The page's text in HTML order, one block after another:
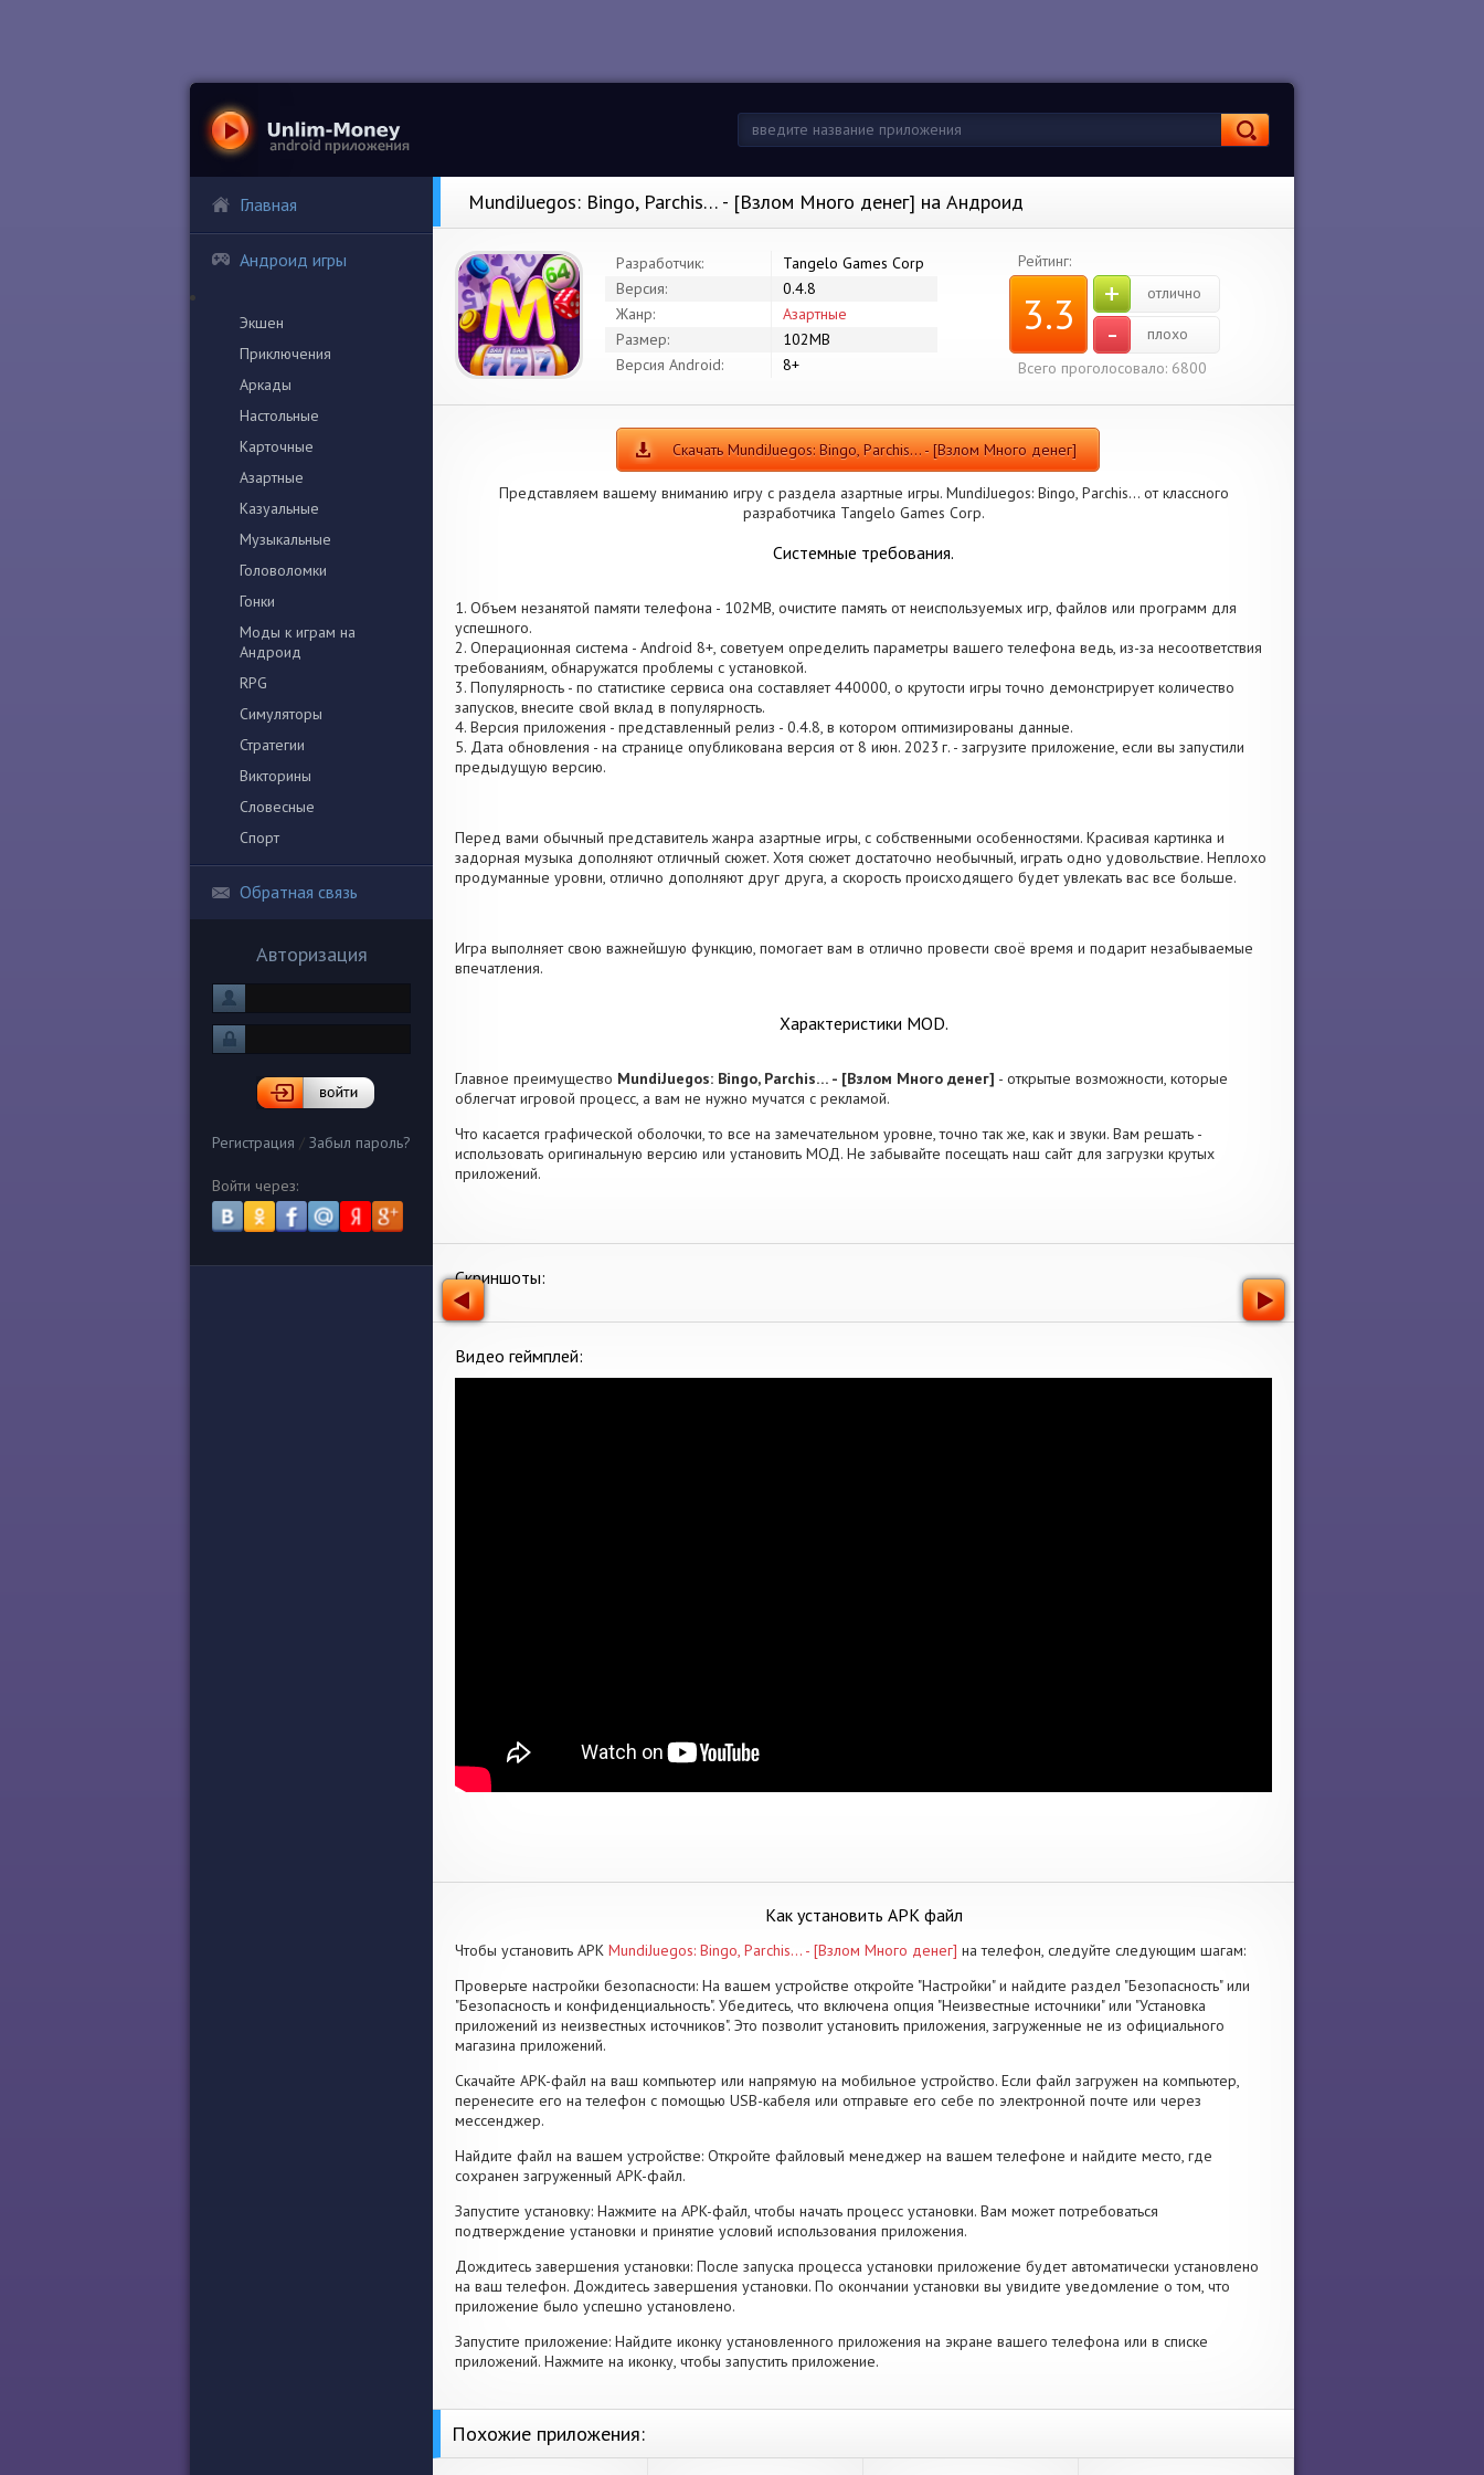
Главная
Андроид игры
Экшен
Приключения
Аркады
Настольные
Карточные
Азартные
Казуальные
Музыкальные
Головоломки
Гонки
Моды к играм на
Андроид
RPG
Симуляторы
Стратегии
Викторины
Словесные
Спорт
Обратная связь
Авторизация
Регистрация / Забыл пароль?
Войти через:
MundiJuegos: Bingo, Parchis… - [Взлом Много денег] на Андроид
Разработчик:
Tangelo Games Corp
Версия:
0.4.8
Жанр:
Азартные
Размер:
102MB
Версия Android:
8+
Рейтинг:
3.3 + отлично
-
плохо
Всего проголосовало: 6800
Скачать MundiJuegos: Bingo, Parchis… - [Взлом Много денег]
Представляем вашему вниманию игру с раздела азартные игры. MundiJuegos: Bingo, Parchis… от классного
разработчика Tangelo Games Corp.
Системные требования.
1. Объем незанятой памяти телефона - 102MB, очистите память от неиспользуемых игр, файлов или программ для
успешного.
2. Операционная система - Android 8+, советуем определить параметры вашего телефона ведь, из-за несоответствия
требованиям, обнаружатся проблемы с установкой.
3. Популярность - по статистике сервиса она составляет 440000, о крутости игры точно демонстрирует количество
запусков, внесите свой вклад в популярность.
4. Версия приложения - представленный релиз - 0.4.8, в котором оптимизированы данные.
5. Дата обновления - на странице опубликована версия от 8 июн. 2023 г. - загрузите приложение, если вы запустили
предыдущую версию.
Перед вами обычный представитель жанра азартные игры, с собственными особенностями. Красивая картинка и
задорная музыка дополняют отличный сюжет. Хотя сюжет достаточно необычный, играть одно удовольствие. Неплохо
продуманные уровни, отлично дополняют друг друга, а скорость происходящего будет увлекать вас все больше.
Игра выполняет свою важнейшую функцию, помогает вам в отлично провести своё время и подарит незабываемые
впечатления.
Характеристики MOD.
Главное преимущество MundiJuegos: Bingo, Parchis… - [Взлом Много денег] - открытые возможности, которые
облегчат игровой процесс, а вам не нужно мучатся с рекламой.
Что касается графической оболочки, то все на замечательном уровне, точно так же, как и звуки. Вам решать -
использовать оригинальную версию или установить МОД. Не забывайте посещать наш сайт для загрузки крутых
приложений.
Скриншоты:
Видео геймплей:
Как установить APK файл
Чтобы установить APK MundiJuegos: Bingo, Parchis… - [Взлом Много денег] на телефон, следуйте следующим шагам:
Проверьте настройки безопасности: На вашем устройстве откройте "Настройки" и найдите раздел "Безопасность" или
"Безопасность и конфиденциальность". Убедитесь, что включена опция "Неизвестные источники" или "Установка
приложений из неизвестных источников". Это позволит установить приложения, загруженные не из официального
магазина приложений.
Скачайте APK-файл на ваш компьютер или напрямую на мобильное устройство. Если файл загружен на компьютер,
перенесите его на телефон с помощью USB-кабеля или отправьте его себе по электронной почте или через
мессенджер.
Найдите файл на вашем устройстве: Откройте файловый менеджер на вашем телефоне и найдите место, где
сохранен загруженный APK-файл.
Запустите установку: Нажмите на APK-файл, чтобы начать процесс установки. Вам может потребоваться
подтверждение установки и принятие условий использования приложения.
Дождитесь завершения установки: После запуска процесса установки приложение будет автоматически установлено
на ваш телефон. Дождитесь завершения установки. По окончании установки вы увидите уведомление о том, что
приложение было успешно установлено.
Запустите приложение: Найдите иконку установленного приложения на экране вашего телефона или в списке
приложений. Нажмите на иконку, чтобы запустить приложение.
Похожие приложения: